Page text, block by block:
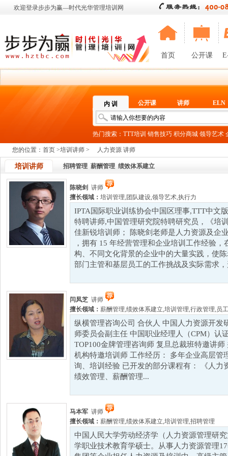
欢迎登录步步为赢—时代光华管理培训网
首页 公开课
内 训 公开课 讲师 ELN
热门搜索： TTT培训 销售技巧 积分商城 领导艺术
您的位置： 首页 >培训讲师 > 人力资源 讲师
培训讲师 招聘管理 薪酬管理 绩效体系建立
陈晓剑 讲师
擅长领域： 培训管理, 团队建设,领导艺术,执行力
IPTA国际职业训练协会中国区理事,TTT中文
特聘讲师,中国管理研究院特聘研究员，《培
佳新锐培训师； 陈晓剑老师是人力资源及企
，拥有 15 年经营管理和企业培训工作经验
构、不同文化背景的企业中的大量实践，使
部门主管和基层员工的工作挑战及实际需求
闫凤芝 讲师
擅长领域： 薪酬管理,绩效体系建立,培训管理,行政管理, 员
纵横管理咨询公司 合伙人 中国人力资源开发
师委员会副主任 中国职业经理人（CPM）认
TOP100金牌管理咨询师 复旦总裁班特邀讲
机构特邀培训师 工作经历： 多年企业高层管
询、培训经验 已开发的部分课程有： 《人力
绩效管理、薪酬管理...
马本军 讲师
擅长领域： 薪酬管理,绩效体系建立,培训管理,招聘管理
中国人民大学劳动经济学（人力资源管理研
学职业技术教育学硕士。从事人力资源管理